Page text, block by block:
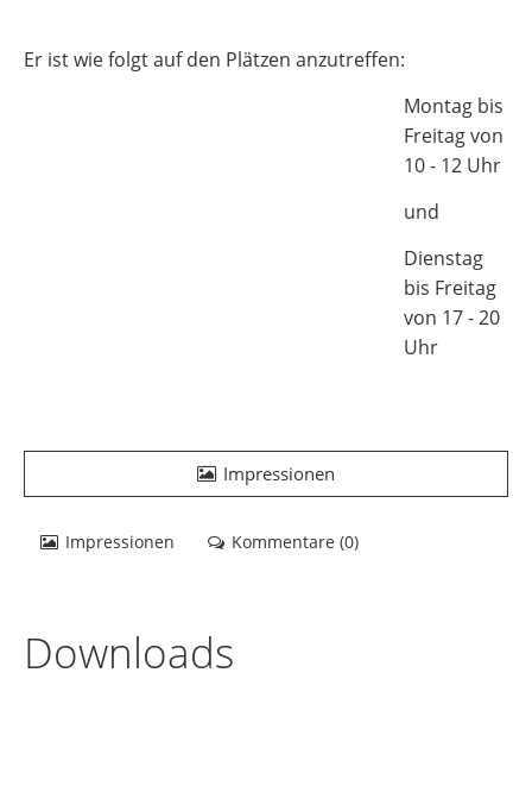
Er ist wie folgt auf den Plätzen anzutreffen:
Montag bis
Freitag von
10 - 12 Uhr
und
Dienstag
bis Freitag
von 17 - 20
Uhr
Impressionen
Impressionen Kommentare (0)
Downloads